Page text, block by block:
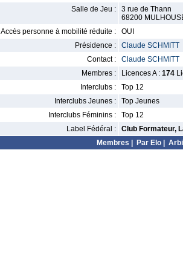
Salle de Jeu :
3 rue de Thann
68200
Accès personne à mobilité réduite :
OUI
Présidence :
Claude SCHMITT
Contact :
Claude SCHMITT
Membres :
Licences A : 174
Interclubs :
Top 12
Interclubs Jeunes :
Top Jeunes
Interclubs Féminins :
Top 12
Label Fédéral :
Club Formateur,
Membres
Par Elo